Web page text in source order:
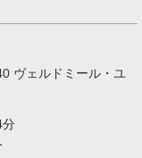
ヴェルドミール・ユ
分